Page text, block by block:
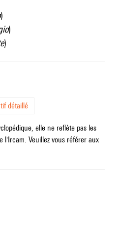
)
)
)
détaillé
elle ne reflète pas les
l'Ircam. Veuillez vous référer aux